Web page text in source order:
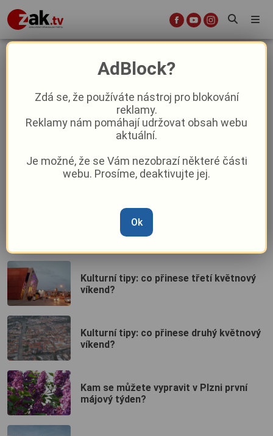
Masné krámy
Plzeň se nenudí ani čtvrtý májový
týden!
Kulturní tipy: co přinese čtvrtý
květnový víkend?
Třetí týden v květnu bude v Plzni živo!
Kulturní tipy: co přinese třetí květnový
víkend?
Kulturní tipy: co přinese druhý květnový
víkend?
Kam se můžete vypravit v Plzni první
májový týden?
AdBlock?
Zdá se, že používáte nástroj pro blokování
reklamy.
Reklamy nám pomáhají udržovat obsah webu
aktuální.
Je možné, že se Vám nezobrazí některé části
webu. Prosíme, deaktivujte jej.
Ok